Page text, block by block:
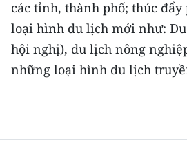
Nguyên
Đông Nam Bộ
Đồng bằng sông Cửu Long
Chuyên trang TP. Hồ Chí Minh
các tỉnh, thành phố; thúc
loại hình du lịch mới như:
hội nghị), du lịch nông
những loại hình du lịch